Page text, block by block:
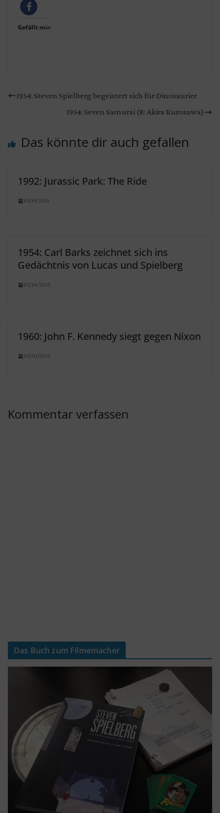
Gefällt mir:
1954: Steven Spielberg begeistert sich für Dinosaurier
1954: Seven Samurai (R: Akira Kurosawa)
Das könnte dir auch gefallen
1992: Jurassic Park: The Ride
05/19/2015
1954: Carl Barks zeichnet sich ins
Gedächtnis von Lucas und Spielberg
01/24/2015
1960: John F. Kennedy siegt gegen Nixon
02/01/2015
Kommentar verfassen
Das Buch zum Filmemacher